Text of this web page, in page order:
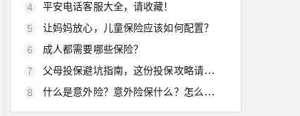
4
平安电话客服大全，请收藏！
5
让妈妈放心，儿童保险应该如何配置？
6
成人都需要哪些保险？
7
父母投保避坑指南，这份投保攻略请收好
8
什么是意外险？意外险保什么？怎么买？